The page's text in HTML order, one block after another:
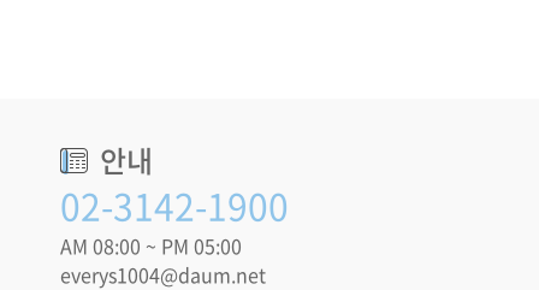
안내
02-3142-1900
AM 08:00 ~ PM 05:00
everys1004@daum.net